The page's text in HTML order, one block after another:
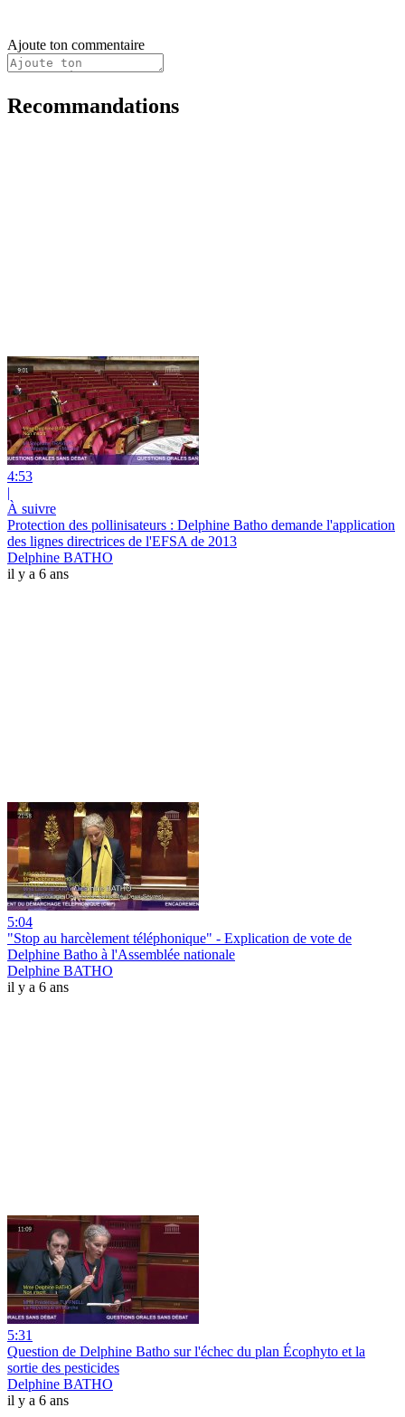
Ajoute ton commentaire
Recommandations
4:53
|
À suivre
Protection des pollinisateurs : Delphine Batho demande l'application
des lignes directrices de l'EFSA de 2013
Delphine BATHO
il y a 6 ans
5:04
"Stop au harcèlement téléphonique" - Explication de vote de
Delphine Batho à l'Assemblée nationale
Delphine BATHO
il y a 6 ans
5:31
Question de Delphine Batho sur l'échec du plan Écophyto et la
sortie des pesticides
Delphine BATHO
il y a 6 ans